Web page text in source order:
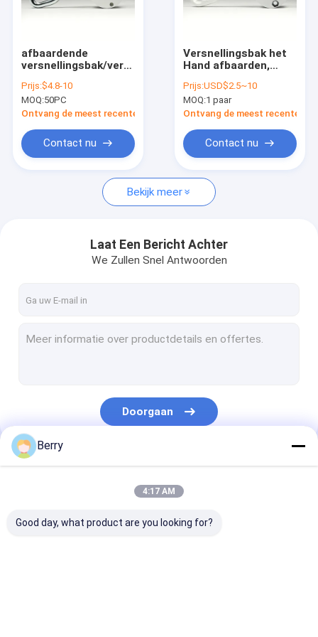
Fabriekstocht
Nieuws
Vraag een offerte
Vertrekbare luifelapparatuur
Vertrekbare vensterluiken
Vertrekbare dakluizen
Het Zeil van de zonschaduw
Kits voor pergola's
Het volledige cassette afbaarden
afbaardende
versnellingsbak/versnellingsbak1:11
Prijs:$4.8-10
MOQ:50PC
Ontvang de meest recente Prijs
Contact nu
Versnellingsbak het
Hand afbaarden,
componenten,
afbaardende
delengroothandelaar
Prijs:USD$2.5~10
MOQ:1 paar
Ontvang de meest recente
Contact nu
Bekijk meer
Laat Een Bericht Achter
We Zullen Snel Antwoorden
Doorgaan
Onze Categorieën
Berry
4:17 AM
Good day, what product are you looking for?